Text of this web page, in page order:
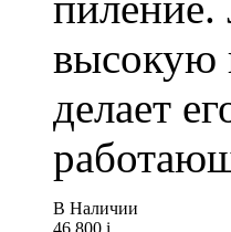
высокую
делает
В Наличии
46 800 i